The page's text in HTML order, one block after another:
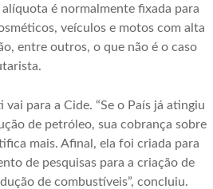
alíquota é normalmente fixada para
veículos e motos com alta
entre outros, o que não é o caso
para a Cide. “Se o País já atingiu
de petróleo, sua cobrança sobre
mais. Afinal, ela foi criada para
de pesquisas para a criação de
de combustíveis”, concluiu.